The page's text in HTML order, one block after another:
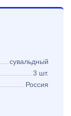
сувальдный
3 шт.
Россия